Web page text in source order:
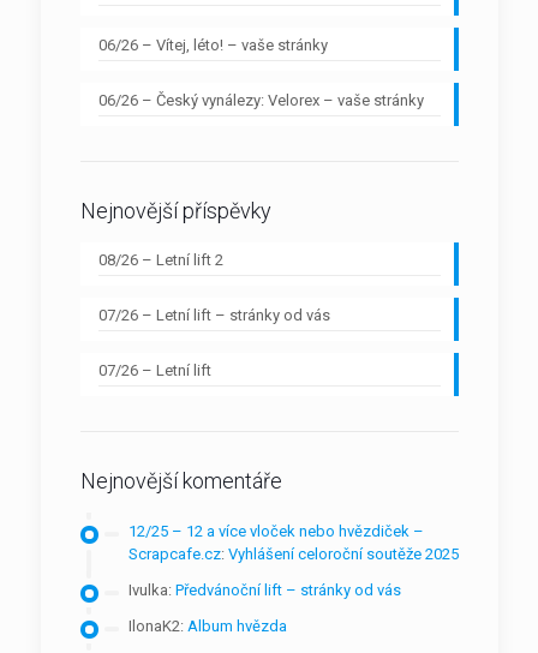
06/26 – Vítej, léto! – vaše stránky
06/26 – Český vynálezy: Velorex – vaše stránky
Nejnovější příspěvky
08/26 – Letní lift 2
07/26 – Letní lift – stránky od vás
07/26 – Letní lift
Nejnovější komentáře
12/25 – 12 a více vloček nebo hvězdiček –
Scrapcafe.cz: Vyhlášení celoroční soutěže 2025
Ivulka: Předvánoční lift – stránky od vás
IlonaK2: Album hvězda